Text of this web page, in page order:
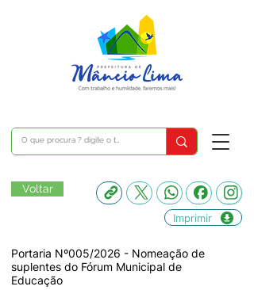
Voltar
Imprimir
Portaria Nº005/2026 - Nomeação de
suplentes do Fórum Municipal de
Educação